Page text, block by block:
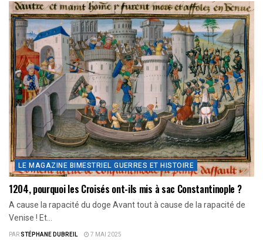
LE MAGAZINE BIMESTRIEL GUERRES ET HISTOIRE
1204, pourquoi les Croisés ont-ils mis à sac Constantinople ?
A cause la rapacité du doge Avant tout à cause de la rapacité de
Venise ! Et...
PARSTÉPHANE DUBREIL 7 MAI 2025